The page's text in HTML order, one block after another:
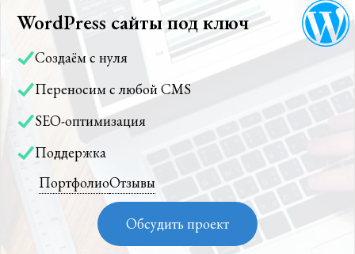
WordPress сайты под ключ
Создаём с нуля
Переносим с любой CMS
SEO-оптимизация
Поддержка
ПортфолиоОтзывы
Обсудить проект